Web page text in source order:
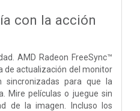
con la acción
AMD Radeon FreeSync™
de actualización del monitor
para que la
Mire películas o juegue sin
de la imagen. Incluso los